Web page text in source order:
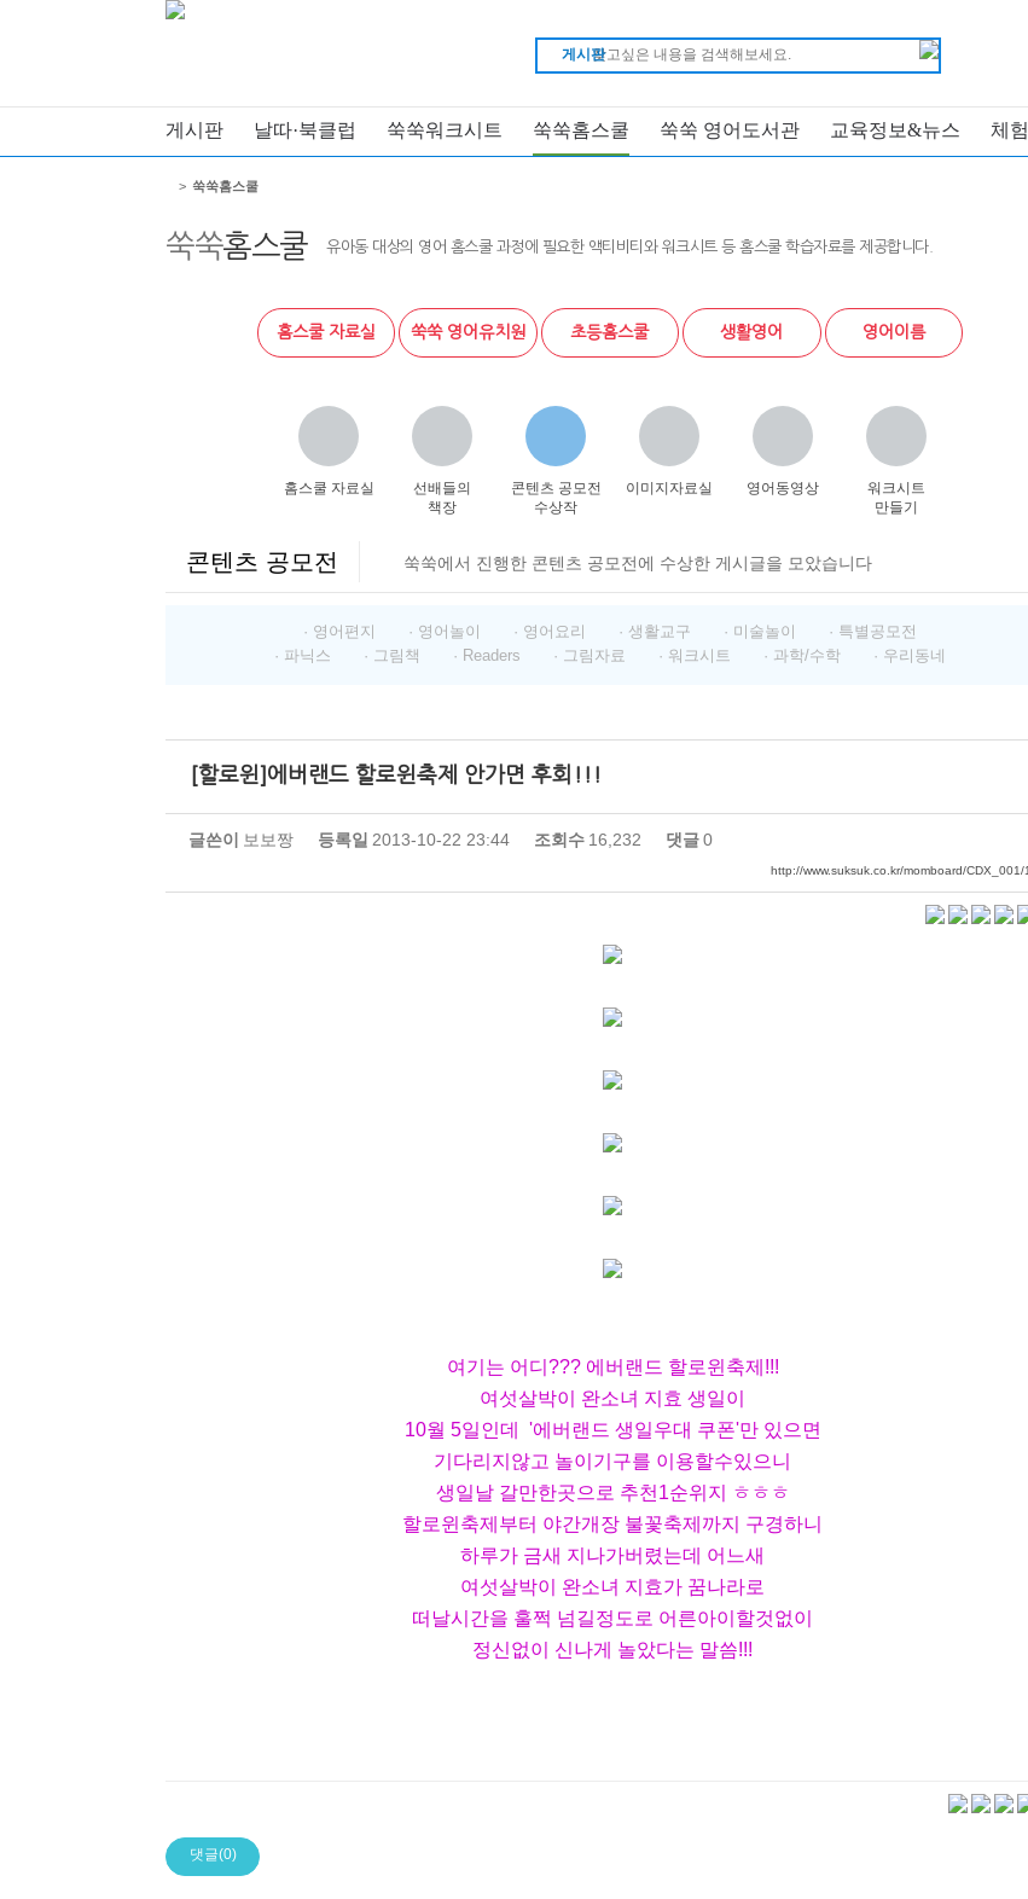
게시판
게시판 날따·북클럽 쑥쑥워크시트 쑥쑥홈스쿨 쑥쑥 영어도서관 교육정보&뉴스 체
쑥쑥홈스쿨 유아동 대상의 영어 홈스쿨 과정에 필요한 액티비티와 워크시트 등 홈스쿨 학습자료를 제공합니다.
> 쑥쑥홈스쿨
홈스쿨 자료실 쑥쑥 영어유치원 초등홈스쿨 생활영어 영어이름
홈스쿨 자료실
선배들의
책장
콘텐츠 공모전
수상작
이미지자료실 영어동영상
워크시트
만들기
콘텐츠 공모전 쑥쑥에서 진행한 콘텐츠 공모전에 수상한 게시글을 모았습니다
· 영어편지 · 영어놀이 · 영어요리 · 생활교구 · 미술놀이
· 특별공모전
· 파닉스
· 그림책 · Readers · 그림자료 · 워크시트 · 과학/수학 · 우리동네
[할로윈]에버랜드 할로윈축제 안가면 후회!!!
글쓴이 보보짱 등록일 2013-10-22 23:44 조회수 16,232 댓글0
http://www.suksuk.co.kr/momboard/CDX_001/
여기는 어디??? 에버랜드 할로윈축제!!!
여섯살박이 완소녀 지효 생일이
10월 5일인데 '에버랜드 생일우대 쿠폰'만 있으면
기다리지않고 놀이기구를 이용할수있으니
생일날 갈만한곳으로 추천1순위지 ㅎㅎㅎ
할로윈축제부터 야간개장 불꽃축제까지 구경하니
하루가 금새 지나가버렸는데 어느새
여섯살박이 완소녀 지효가 꿈나라로
떠날시간을 훌쩍 넘길정도로 어른아이할것없이
정신없이 신나게 놀았다는 말씀!!!
댓글(0)